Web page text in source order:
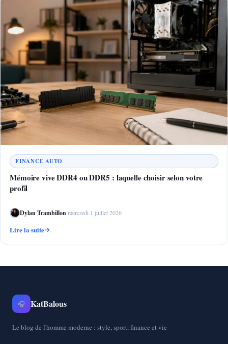
FINANCE AUTO
Mémoire vive DDR4 ou DDR5 : laquelle choisir selon votre
profil
Dylan Trambillon·mercredi 1 juillet 2026
Lire la suite
🎧 KatBalous
Le blog de l'homme moderne : style, sport, finance et vie